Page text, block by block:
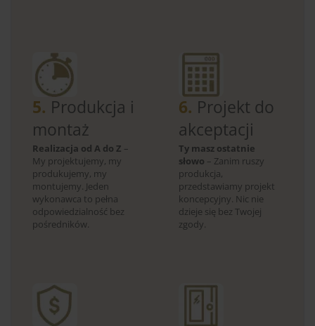
5. Produkcja i
montaż
Realizacja od A do Z –
My projektujemy, my
produkujemy, my
montujemy. Jeden
wykonawca to pełna
odpowiedzialność bez
pośredników.
6. Projekt do
akceptacji
Ty masz ostatnie
słowo – Zanim ruszy
produkcja,
przedstawiamy projekt
koncepcyjny. Nic nie
dzieje się bez Twojej
zgody.